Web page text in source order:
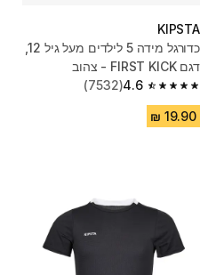
KIPSTA
כדורגל מידה 5 לילדים מעל גיל 12,
דגם FIRST KICK - צהוב
4.6
4.6 out of 5 stars from 7532 reviews
(7532)